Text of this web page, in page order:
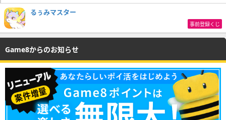
るぅみマスター
事前登録くじ
Game8からのお知らせ